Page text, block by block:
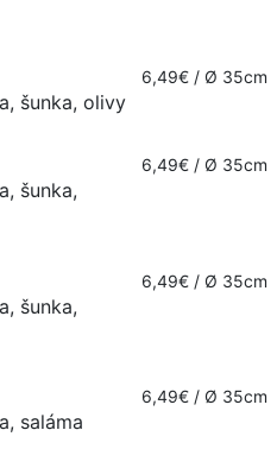
6,49€ / Ø 35cm
šunka, olivy
6,49€ / Ø 35cm
šunka,
6,49€ / Ø 35cm
šunka,
6,49€ / Ø 35cm
saláma